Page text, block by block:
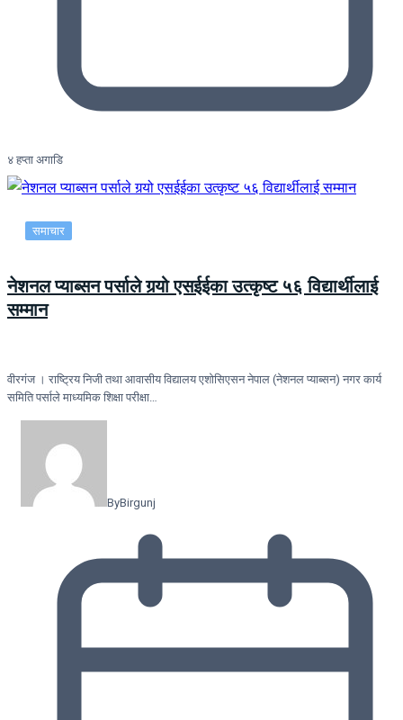
४ हप्ता अगाडि
समाचार
नेशनल प्याब्सन पर्साले गर्‍यो एसईईका उत्कृष्ट ५६ विद्यार्थीलाई
सम्मान
वीरगंज । राष्ट्रिय निजी तथा आवासीय विद्यालय एशोसिएसन नेपाल (नेशनल प्याब्सन) नगर कार्य
समिति पर्साले माध्यमिक शिक्षा परीक्षा…
ByBirgunj